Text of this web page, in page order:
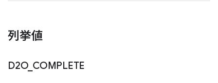
列挙値
D2O_ COMPLETE